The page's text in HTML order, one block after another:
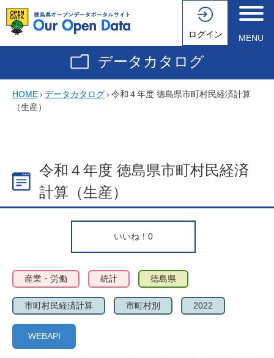
ログイン MENU
データカタログ
HOME› データカタログ› 令和４年度 徳島県市町村民経済計算
（生産）
令和４年度 徳島県市町村民経済
計算（生産）
いいね！ 0
産業・労働 統計 徳島県
市町村民経済計算 市町村別 2022
WEBAPI